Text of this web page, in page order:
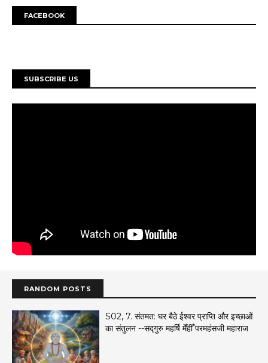
FACEBOOK
SUBSCRIBE US
RANDOM POSTS
S02, 7. ​संतमत: घर बैठे ईश्वर प्राप्ति और इच्छाओं
का संतुलन --सद्गुरु महर्षि मेँहीँ परमहंसजी महाराज